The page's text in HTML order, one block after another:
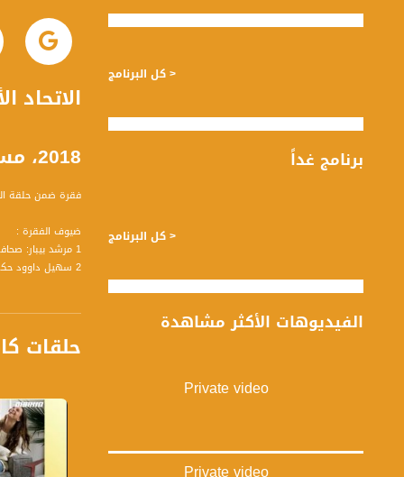
2018، مساواة
فقرة ضمن حلقة الخامس والعشرين من
ضيوف الفقرة :
1 مرشد بيبار: صحافي
2 سهيل داوود حكم دولي سابق
مرشد:
- الاتحاد
- مباريات اليوم
- تعديد المهام
- الصِعاب التي
حلقات
< كل البرنامج
برنامج غداً
< كل البرنامج
الفيديوهات الأكثر مشاهدة
Private video